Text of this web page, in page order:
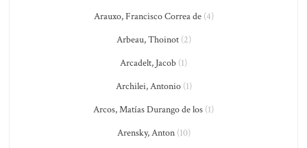
Arauxo, Francisco Correa de(4)
Arbeau, Thoinot(2)
Arcadelt, Jacob (1)
Archilei, Antonio(1)
Arcos, Matías Durango de los (1)
Arensky, Anton(10)